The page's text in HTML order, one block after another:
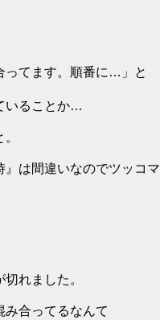
ってます。順番に…」と
いることか…
は間違いなのでツッコマ
れました。
み合ってるなんて